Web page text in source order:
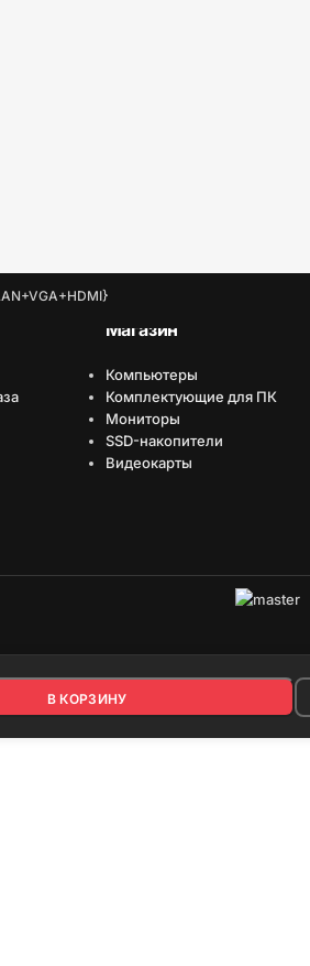
Магазин
Компьютеры
Комплектующие для ПК
Мониторы
SSD-накопители
Видеокарты
₽
В КОРЗИНУ
для людей и поисковых систем.